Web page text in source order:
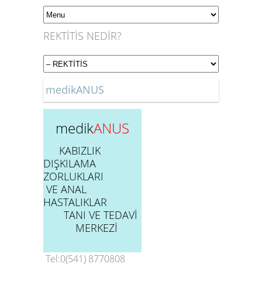
REKTİTİS NEDİR?
medikANUS
medikANUS
KABIZLIK
DIŞKILAMA
ZORLUKLARI
VE ANAL
HASTALIKLAR
TANI VE TEDAVİ
MERKEZİ
Tel:0(541) 8770808